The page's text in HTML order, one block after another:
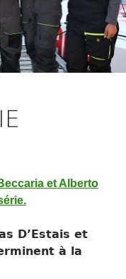
et Alberto
D’Estais et
à la